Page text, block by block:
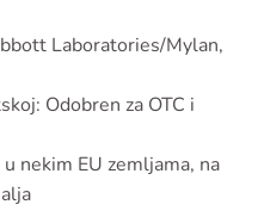
Laboratories/Mylan,
Odobren za OTC i
nekim EU zemljama, na